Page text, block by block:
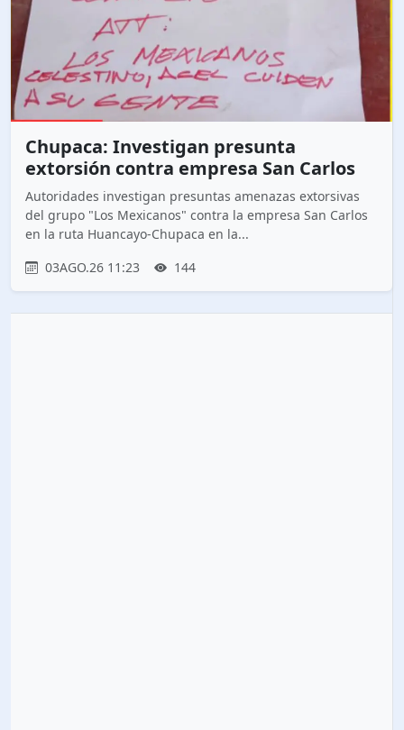
Chupaca: Investigan presunta
extorsión contra empresa San Carlos
Autoridades investigan presuntas amenazas extorsivas
del grupo "Los Mexicanos" contra la empresa San Carlos
en la ruta Huancayo-Chupaca en la...
03AGO.26 11:23
144